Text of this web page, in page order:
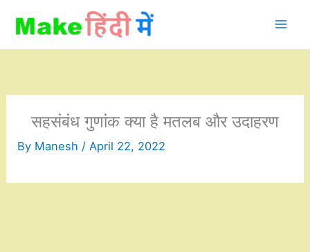
content
सहसंबंध गुणांक क्या है मतलब और उदाहरण
By Manesh /April 22, 2022